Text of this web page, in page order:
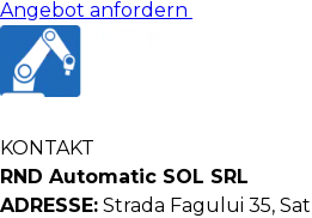
Angebot anfordern
KONTAKT
RND Automatic SOL SRL
ADRESSE: Strada Fagului 35,